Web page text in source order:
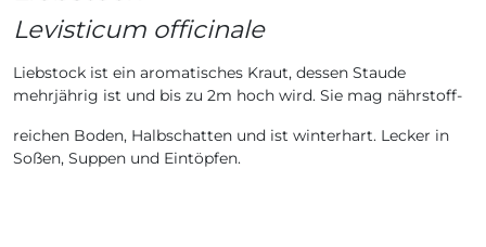
Levisticum officinale
Liebstock ist ein aromatisches Kraut, dessen Staude
mehrjährig ist und bis zu 2m hoch wird. Sie mag nährstoff-
reichen Boden, Halbschatten und ist winterhart. Lecker in
Soßen, Suppen und Eintöpfen.